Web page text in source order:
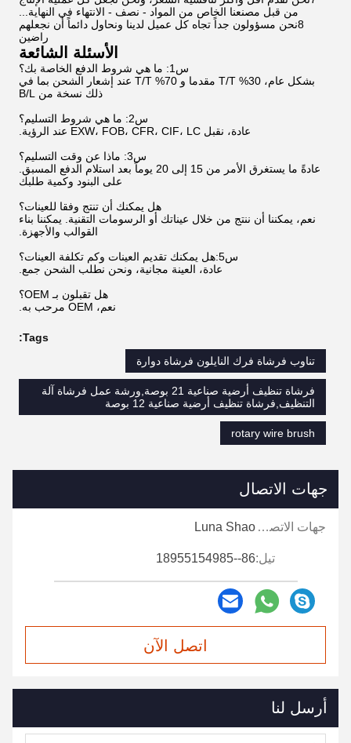
من قبل مصنعنا الخاص من المواد - نصف - الانتهاء في النهاية...
8نحن مسؤولون جداً تجاه كل عميل لدينا ونحاول دائماً أن نجعلهم
راضين
الأسئلة الشائعة
س1: ما هي شروط الدفع الخاصة بك؟
بشكل عام، 30% T/T مقدما و 70% T/T عند إشعار الشحن بما في
ذلك نسخة من B/L
س2: ما هي شروط التسليم؟
عادة، نقبل EXW، FOB، CFR، CIF، LC عند الرؤية.
س3: ماذا عن وقت التسليم؟
عادةً ما يستغرق الأمر من 15 إلى 20 يوماً بعد استلام الدفع المسبق.
على البنود وكمية طلبك
هل يمكنك أن تنتج وفقا للعينات؟
نعم، يمكننا أن ننتج من خلال عيناتك أو الرسومات التقنية. يمكننا بناء
القوالب والأجهزة.
س5:هل يمكنك تقديم العينات وكم تكلفة العينات؟
عادة، العينة مجانية، ونحن نطلب الشحن جمع.
هل تقبلون بـ OEM؟
نعم، OEM مرحب به.
Tags:
تناوب فرشاة فرك النايلون فرشاة دوارة
فرشاة تنظيف أرضية صناعية 21 بوصة,ورشة عمل فرشاة آلة
التنظيف,فرشاة تنظيف أرضية صناعية 12 بوصة
rotary wire brush
جهات الاتصال
جهات الاتصال: Luna Shao
تيل:86--18955154985
اتصل الآن
أرسل لنا